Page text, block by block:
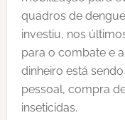
quadros de
investiu, nos
para o combate e
dinheiro está
pessoal, compra
inseticidas.